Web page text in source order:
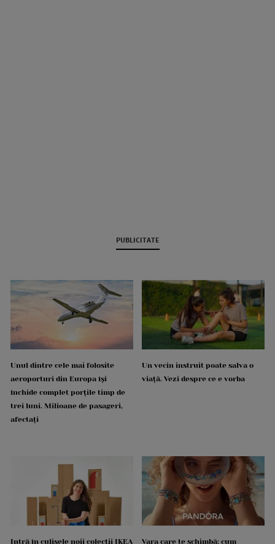
PUBLICITATE
Unul dintre cele mai folosite
aeroporturi din Europa își
închide complet porțile timp de
trei luni. Milioane de pasageri,
afectați
Un vecin instruit poate salva o
viață. Vezi despre ce e vorba
Intră în culisele noii colecții IKEA
Vara care te schimbă: cum